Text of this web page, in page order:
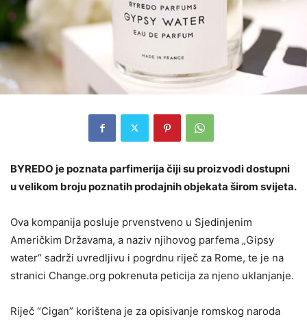
BYREDO je poznata parfimerija čiji su proizvodi dostupni
u velikom broju poznatih prodajnih objekata širom svijeta.
Ova kompanija posluje prvenstveno u Sjedinjenim
Američkim Državama, a naziv njihovog parfema „Gipsy
water“ sadrži uvredljivu i pogrdnu riječ za Rome, te je na
stranici Change.org pokrenuta peticija za njeno uklanjanje.
Riječ “Cigan” korištena je za opisivanje romskog naroda